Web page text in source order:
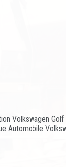
Volkswagen Golf
Automobile